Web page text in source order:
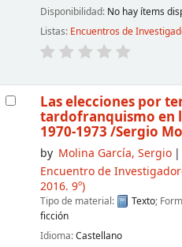
Disponibilidad: No hay ítems
Listas: Encuentros de
Las elecciones por
tardofranquismo en
1970-1973 /Sergio
by Molina García, Sergio
Encuentro de
2016. 9º)
Tipo de material: Texto;
ficción
Idioma:Castellano